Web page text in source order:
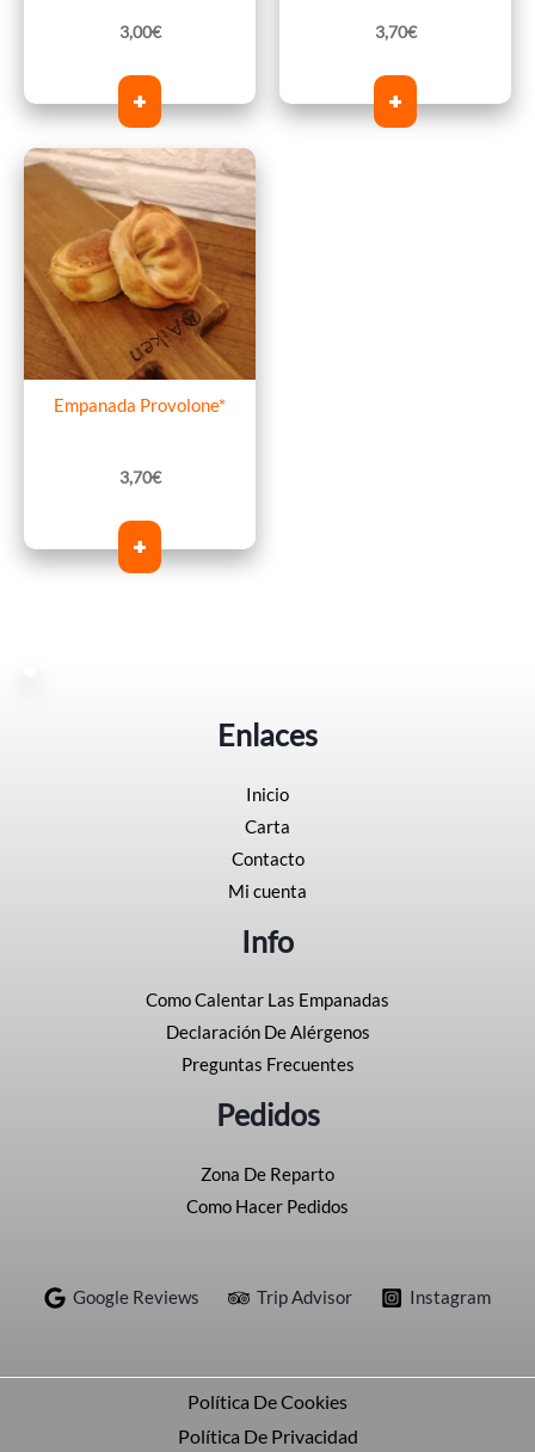
3,00€
+
3,70€
+
Empanada Provolone*
3,70€
+
Enlaces
Inicio
Carta
Contacto
Mi cuenta
Info
Como Calentar Las Empanadas
Declaración De Alérgenos
Preguntas Frecuentes
Pedidos
Zona De Reparto
Como Hacer Pedidos
Google Reviews Trip Advisor Instagram
Política De Cookies
Política De Privacidad